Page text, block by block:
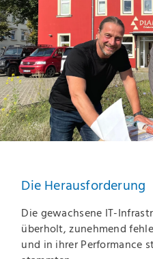
Die Herausforderung
Die gewachsene IT-
überholt, zunehmend
und in ihrer Performance